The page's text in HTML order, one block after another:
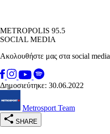
METROPOLIS 95.5
SOCIAL MEDIA
Ακολουθήστε μας στα social media
Δημοσιεύτηκε: 30.06.2022
Metrosport Team
SHARE